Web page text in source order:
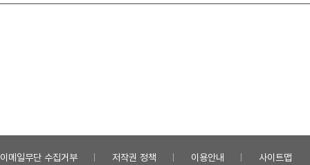
이메일무단 수집거부 저작권 정책 이용안내 사이트맵